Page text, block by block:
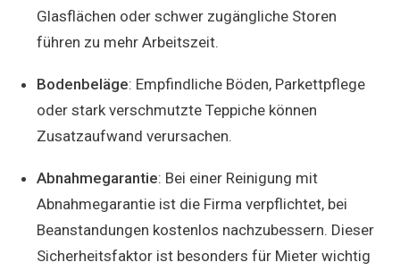
Glasflächen oder schwer zugängliche Storen
führen zu mehr Arbeitszeit.
Bodenbeläge: Empfindliche Böden, Parkettpflege
oder stark verschmutzte Teppiche können
Zusatzaufwand verursachen.
Abnahmegarantie: Bei einer Reinigung mit
Abnahmegarantie ist die Firma verpflichtet, bei
Beanstandungen kostenlos nachzubessern. Dieser
Sicherheitsfaktor ist besonders für Mieter wichtig